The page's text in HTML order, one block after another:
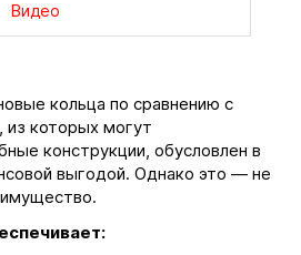
Видео
кольца по сравнению с
из которых могут
конструкции, обусловлен в
выгодой. Однако это — не